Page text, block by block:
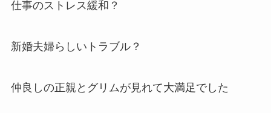
仕事のストレス緩和？
新婚夫婦らしいトラブル？
仲良しの正親とグリムが見れて大満足でした